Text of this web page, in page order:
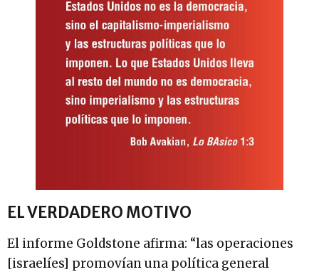
EL VERDADERO MOTIVO
El informe Goldstone afirma: “las operaciones
[israelíes] promovían una política general